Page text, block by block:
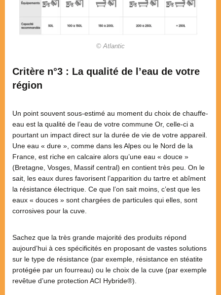
© Atlantic
Critère n°3 : La qualité de l’eau de votre
région
Un point souvent sous-estimé au moment du choix de chauffe-
eau est la qualité de l’eau de votre commune Or, celle-ci a
pourtant un impact direct sur la durée de vie de votre appareil.
Une eau « dure », comme dans les Alpes ou le Nord de la
France, est riche en calcaire alors qu’une eau « douce »
(Bretagne, Vosges, Massif central) en contient très peu. On le
sait, les eaux dures favorisent l’apparition du tartre et abîment
la résistance électrique. Ce que l’on sait moins, c’est que les
eaux « douces » sont chargées de particules qui elles, sont
corrosives pour la cuve.
Sachez que la très grande majorité des produits répond
aujourd’hui à ces spécificités en proposant de vastes solutions
sur le type de résistance (par exemple, résistance en stéatite
protégée par un fourreau) ou le choix de la cuve (par exemple
revêtue d’une protection ACI Hybride®).